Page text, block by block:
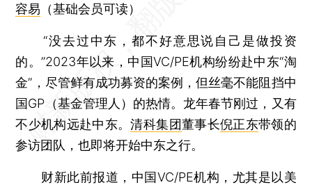
容易 （基础会员可读）
“没去过中东，都不好意思说自己是做投资
的。”2023年以来，中国VC/PE机构纷纷赴中东“淘
金”，尽管鲜有成功募资的案例，但丝毫不能阻挡中
国GP（基金管理人）的热情。龙年春节刚过，又有
不少机构远赴中东。清科集团董事长倪正东带领的
参访团队，也即将开始中东之行。
财新此前报道，中国VC/PE机构，尤其是以美